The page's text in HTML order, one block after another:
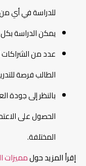
للدراسة في أي من
يمكن الدراسة بكل
عدد من
الطالب فرصة
بالنظر إلى جودة
الحصول على
المختلفة.
إقرأ المزيد حولمميزات